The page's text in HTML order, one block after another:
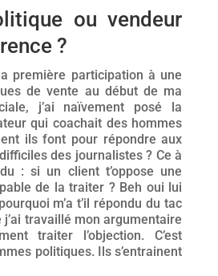
ou vendeur
?
première participation à une
de vente au début de ma
j’ai naïvement posé la
qui coachait des hommes
ils font pour répondre aux
des journalistes ? Ce à
: si un client t’oppose une
de la traiter ? Beh oui lui
m’a t’il répondu du tac
j’ai travaillé mon argumentaire
traiter l’objection. C’est
politiques. Ils s’entrainent